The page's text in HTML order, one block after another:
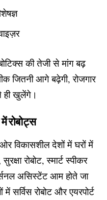
की तेजी से मांग बढ़
जितनी आगे बढ़ेगी, रोजगार
ही खुलेंगे।
रोबोट्स
विकासशील देशों में घरों में
रोबोट, स्मार्ट स्पीकर
असिस्टेंट आम होते जा
सर्विस रोबोट और एयरपोर्ट